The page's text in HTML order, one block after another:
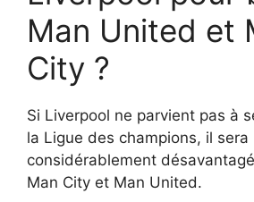
Man United et
City ?
Si Liverpool ne parvient pas à
la Ligue des champions, il sera
considérablement
Man City et Man United.